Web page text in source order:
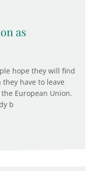
as
hope they will find
have to leave
European Union.
b